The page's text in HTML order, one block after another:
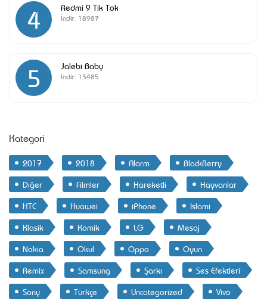
4 Redmi 9 Tik Tok
İndir: 18987
5 Jalebi Baby
İndir: 13485
Kategori
2017 2018 Alarm
BlackBerry
Diğer
Filmler Hareketli
Hayvanlar
HTC
Huawei iPhone
Islami
Klasik
Komik LG
Mesaj
Nokia
Okul Oppo
Oyun
Remix
Samsung Şarkı
Ses Efektleri
Sony
Türkçe Uncategorized Vivo